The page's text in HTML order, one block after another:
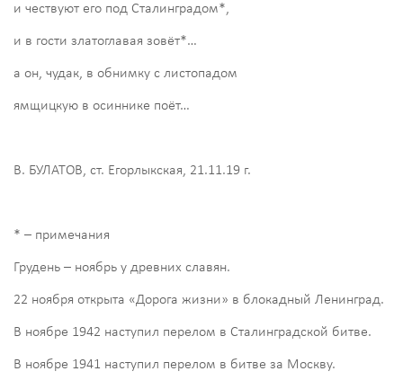
и чествуют его под Сталинградом*,
и в гости златоглавая зовёт*…
а он, чудак, в обнимку с листопадом
ямщицкую в осиннике поёт…
В. БУЛАТОВ, ст. Егорлыкская, 21.11.19 г.
* – примечания
Грудень – ноябрь у древних славян.
22 ноября открыта «Дорога жизни» в блокадный Ленинград.
В ноябре 1942 наступил перелом в Сталинградской битве.
В ноябре 1941 наступил перелом в битве за Москву.